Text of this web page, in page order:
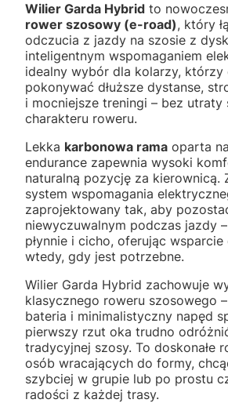
Wilier Garda Hybrid to
rower szosowy (e-road), który
odczucia z jazdy na szosie z
inteligentnym wspomaganiem
idealny wybór dla kolarzy, którzy
pokonywać dłuższe dystanse,
i mocniejsze treningi – bez
charakteru roweru.
Lekka karbonowa rama oparta
endurance zapewnia wysoki
naturalną pozycję za kierownicą.
system wspomagania
zaprojektowany tak, aby
niewyczuwalnym podczas jazdy –
płynnie i cicho, oferując wsparcie
wtedy, gdy jest potrzebne.
Wilier Garda Hybrid zachowuje
klasycznego roweru szosowego
bateria i minimalistyczny napęd
pierwszy rzut oka trudno
tradycyjnej szosy. To doskonałe
osób wracających do formy,
szybciej w grupie lub po prostu
radości z każdej trasy.